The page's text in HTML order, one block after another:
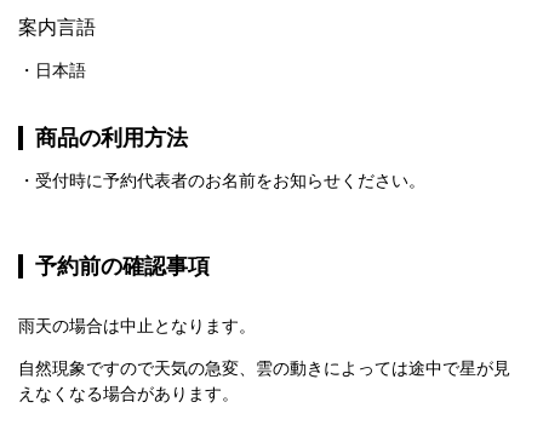
案内言語
日本語
商品の利用方法
受付時に予約代表者のお名前をお知らせください。
予約前の確認事項
雨天の場合は中止となります。
自然現象ですので天気の急変、雲の動きによっては途中で星が見
えなくなる場合があります。